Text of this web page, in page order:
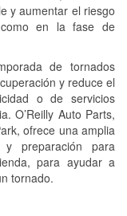
y aumentar el riesgo
en la fase de
de tornados
y reduce el
o de servicios
O’Reilly Auto Parts,
ofrece una amplia
preparación para
para ayudar a
tornado.
medida